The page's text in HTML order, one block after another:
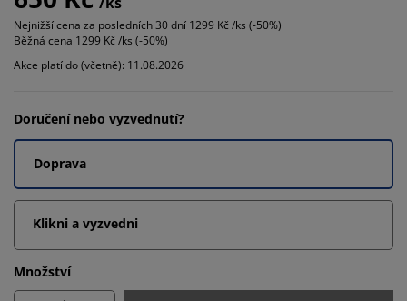
Nejnižší cena za posledních 30 dní 1299 Kč /ks (-50%)
Běžná cena 1299 Kč /ks (-50%)
Akce platí do (včetně): 11.08.2026
Doručení nebo vyzvednutí?
Doprava
Klikni a vyzvedni
Množství